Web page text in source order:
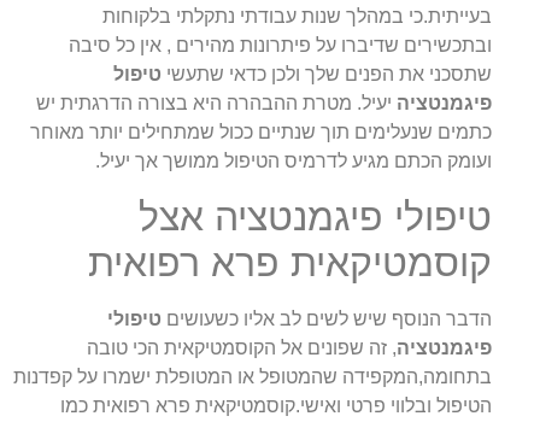
בעייתית.כי במהלך שנות עבודתי נתקלתי בלקוחות
ובתכשירים שדיברו על פיתרונות מהירים , אין כל סיבה
שתסכני את הפנים שלך ולכן כדאי שתעשי טיפול
פיגמנטציה יעיל. מטרת ההבהרה היא בצורה הדרגתית יש
כתמים שנעלימים תוך שנתיים ככול שמתחילים יותר מאוחר
ועומק הכתם מגיע לדרמיס הטיפול ממושך אך יעיל.
טיפולי פיגמנטציה אצל
קוסמטיקאית פרא רפואית
הדבר הנוסף שיש לשים לב אליו כשעושים טיפולי
פיגמנטציה, זה שפונים אל הקוסמטיקאית הכי טובה
בתחומה,המקפידה שהמטופל או המטופלת ישמרו על קפדנות
הטיפול ובלווי פרטי ואישי.קוסמטיקאית פרא רפואית כמו